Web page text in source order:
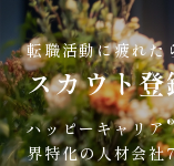
転職活動に疲れた
スカウト登
ハッピーキャリア
界特化の人材会社